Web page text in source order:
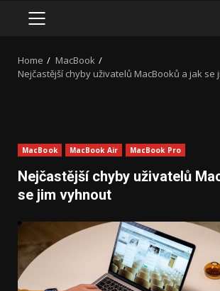
PRIMARY
Home
MacBook
Nejčastější chyby uživatelů MacBooků a jak se
MacBook MacBook Air MacBook Pro
Nejčastější chyby uživatelů
se jim vyhnout